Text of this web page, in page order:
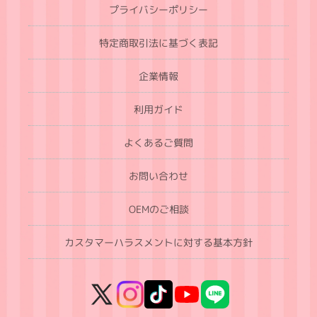
プライバシーポリシー
特定商取引法に基づく表記
企業情報
利用ガイド
よくあるご質問
お問い合わせ
OEMのご相談
カスタマーハラスメントに対する基本方針
X
InstagramTikTokYouTubeLINE